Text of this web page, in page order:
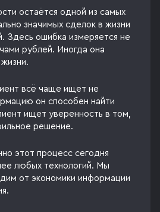
остаётся одной из самых
значимых сделок в жизни
Здесь ошибка измеряется не
рублей. Иногда она
всё чаще ищет не
он способен найти
ищет уверенность в том,
решение.
этот процесс сегодня
любых технологий. Мы
от экономики информации